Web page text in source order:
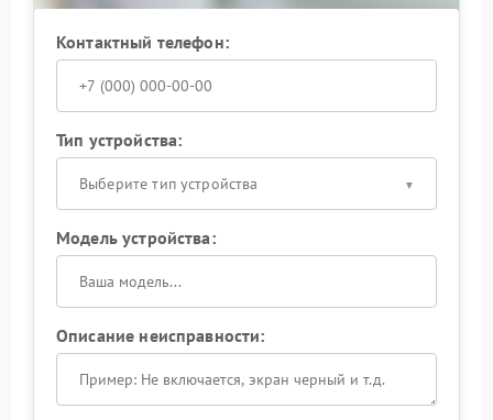
Контактный телефон:
Тип устройства:
Выберите тип устройства
Модель устройства:
Описание неисправности: